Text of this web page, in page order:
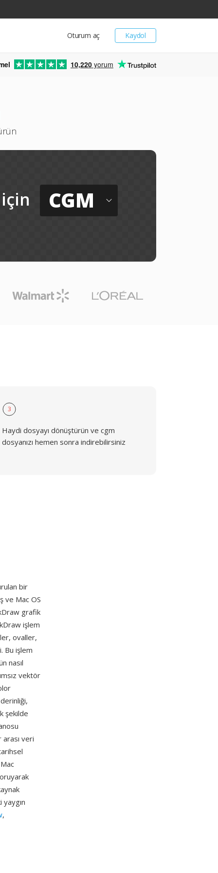
Kaydol
Oturum aç
10,220 yorum
için CGM
3
Haydi dosyayı dönüştürün ve cgm
dosyanızı hemen sonra indirebilirsiniz
bir
ve Mac OS
grafik
işlem
ovaller,
Bu işlem
nasıl
vektör
şekilde
veri
yaygın
,